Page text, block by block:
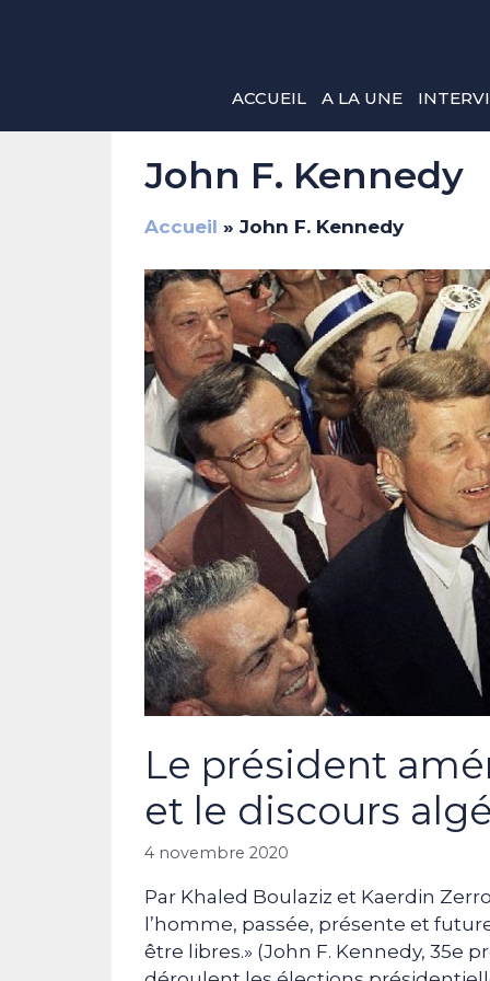
ACCUEIL A LA UNE
John F. Kennedy
Accueil » John F. Kennedy
Le président
et le discours
4 novembre 2020
Par Khaled Boulaziz et Kaerdin
l’homme, passée, présente et
être libres.» (John F. Kennedy, 35e